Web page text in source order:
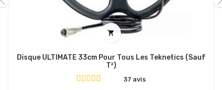

Disque ULTIMATE 33cm Pour Tous Les Teknetics (sauf
T²)
37 avis